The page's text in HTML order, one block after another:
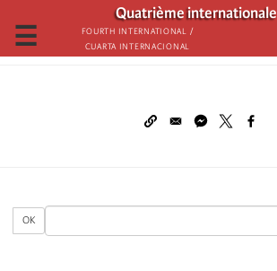
Quatrième internationale
Fourth International /
Cuarta Internacional
☰
OK